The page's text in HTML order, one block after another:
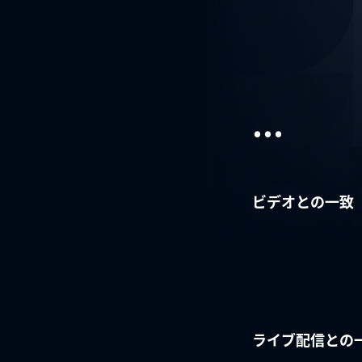
...
ビデオとの一致
ライブ配信との